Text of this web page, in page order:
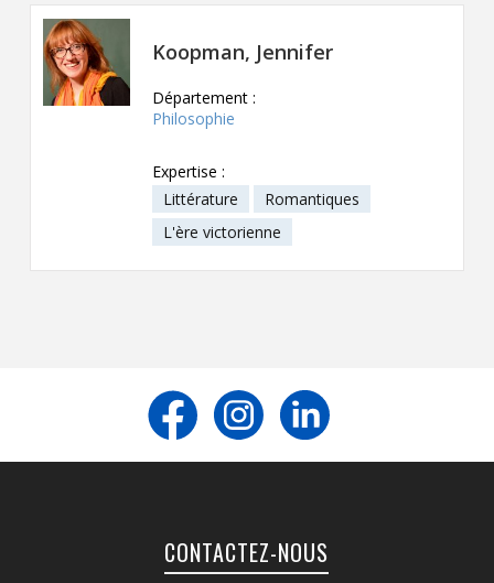
Koopman, Jennifer
Département :
Philosophie
Expertise :
Littérature
Romantiques
L'ère victorienne
CONTACTEZ-NOUS
Informations
Outils
Menu principal
Qui vous êtes